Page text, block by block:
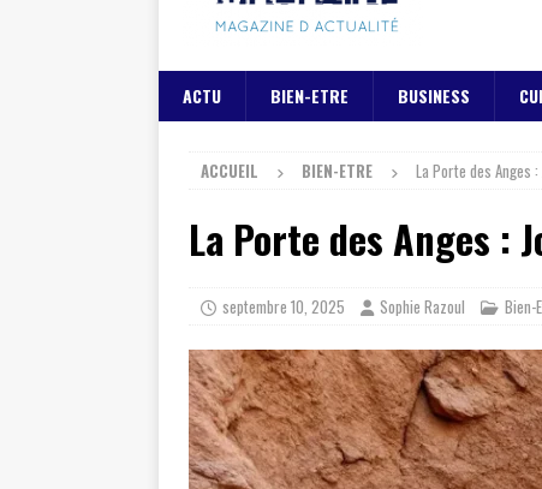
ACTU BIEN-ETRE BUSINESS
ACCUEIL BIEN-ETRE La Porte des Anges
La Porte des Anges :
septembre 10, 2025 Sophie Razoul Bien-